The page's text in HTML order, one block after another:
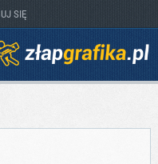
SIĘ